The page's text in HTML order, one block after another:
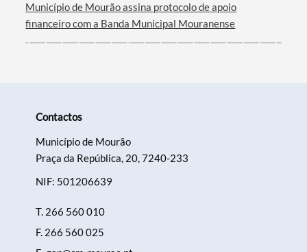
Município de Mourão assina protocolo de apoio
financeiro com a Banda Municipal Mouranense
Contactos
Município de Mourão
Praça da República, 20, 7240-233
NIF: 501206639
T. 266 560 010
F. 266 560 025